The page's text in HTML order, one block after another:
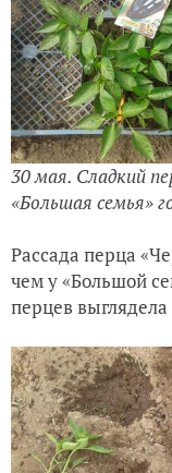
30 мая. Сладкий
«Большая семья»
Рассада перца
чем у «Большой
перцев